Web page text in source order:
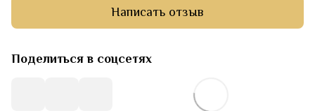
Написать отзыв
Поделиться в соцсетях